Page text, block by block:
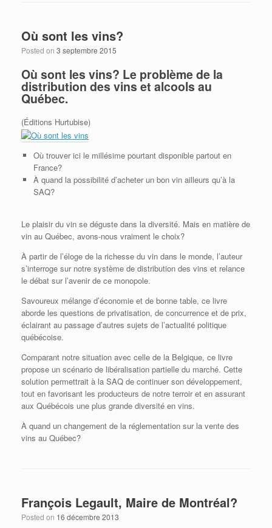
Où sont les vins?
Posted on 3 septembre 2015
Où sont les vins? Le problème de la
distribution des vins et alcools au
Québec.
(Éditions Hurtubise)
Où trouver ici le millésime pourtant disponible partout en
France?
À quand la possibilité d’acheter un bon vin ailleurs qu’à la
SAQ?
Le plaisir du vin se déguste dans la diversité. Mais en matière de
vin au Québec, avons-nous vraiment le choix?
À partir de l’éloge de la richesse du vin dans le monde, l’auteur
s’interroge sur notre système de distribution des vins et relance
le débat sur l’avenir de ce monopole.
Savoureux mélange d’économie et de bonne table, ce livre
aborde les questions de privatisation, de concurrence et de prix,
éclairant au passage d’autres sujets de l’actualité politique
québécoise.
Comparant notre situation avec celle de la Belgique, ce livre
propose un scénario de libéralisation partielle du marché. Cette
solution permettrait à la SAQ de continuer son développement,
tout en favorisant les producteurs de notre terroir et en assurant
aux Québécois une plus grande diversité en vins.
À quand un changement de la réglementation sur la vente des
vins au Québec?
François Legault, Maire de Montréal?
Posted on 16 décembre 2013